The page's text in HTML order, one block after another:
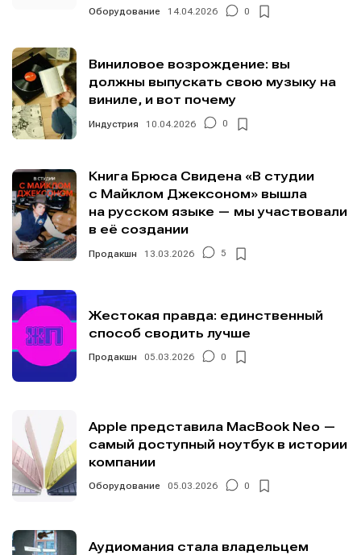
Оборудование 14.04.2026 0
Виниловое возрождение: вы
должны выпускать свою музыку на
виниле, и вот почему
Индустрия 10.04.2026 0
Книга Брюса Свидена «В студии
с Майклом Джексоном» вышла
на русском языке — мы участвовали
в её создании
Продакшн 13.03.2026 5
Жестокая правда: единственный
способ сводить лучше
Продакшн 05.03.2026 0
Apple представила MacBook Neo —
самый доступный ноутбук в истории
компании
Оборудование 05.03.2026 0
Аудиомания стала владельцем